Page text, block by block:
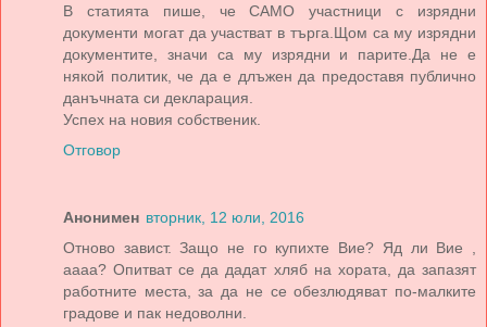
В статията пише, че САМО участници с изрядни
документи могат да участват в търга.Щом са му изрядни
документите, значи са му изрядни и парите.Да не е
някой политик, че да е длъжен да предоставя публично
данъчната си декларация.
Успех на новия собственик.
Отговор
Анонимен вторник, 12 юли, 2016
Отново завист. Защо не го купихте Вие? Яд ли Вие ,
аааа? Опитват се да дадат хляб на хората, да запазят
работните места, за да не се обезлюдяват по-малките
градове и пак недоволни.